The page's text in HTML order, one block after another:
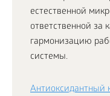
естественной
ответственной за
гармонизацию
системы.
Антиоксидантный